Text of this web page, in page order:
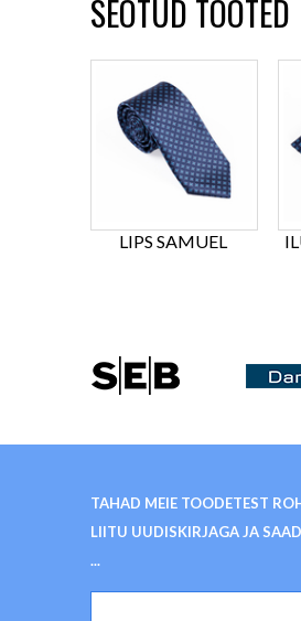
SEOTUD TOOTED
LIPS SAMUEL
TAHAD MEIE TOODETEST
LIITU UUDISKIRJAGA JA
...